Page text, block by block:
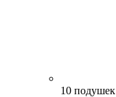
10 подушек